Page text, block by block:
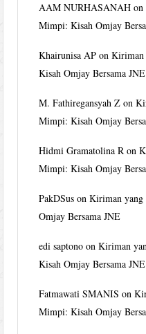
AAM NURHASANAH on
Mimpi: Kisah Omjay
Khairunisa AP onKiriman
Kisah Omjay Bersama JNE
M. Fathiregansyah Z on
Mimpi: Kisah Omjay
Hidmi Gramatolina R on
Mimpi: Kisah Omjay
PakDSus onKiriman
Omjay Bersama JNE
edi saptono onKiriman
Kisah Omjay Bersama JNE
Fatmawati SMANIS on
Mimpi: Kisah Omjay